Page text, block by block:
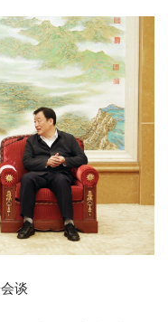
谈